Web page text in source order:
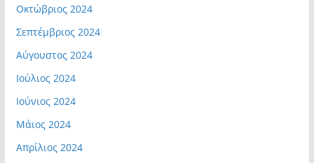
Οκτώβριος 2024
Σεπτέμβριος 2024
Αύγουστος 2024
Ιούλιος 2024
Ιούνιος 2024
Μάιος 2024
Απρίλιος 2024